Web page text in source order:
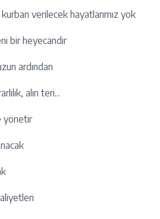
verilecek hayatlarımız yok
bir heyecandır
ardından
alın teri...
yönetir